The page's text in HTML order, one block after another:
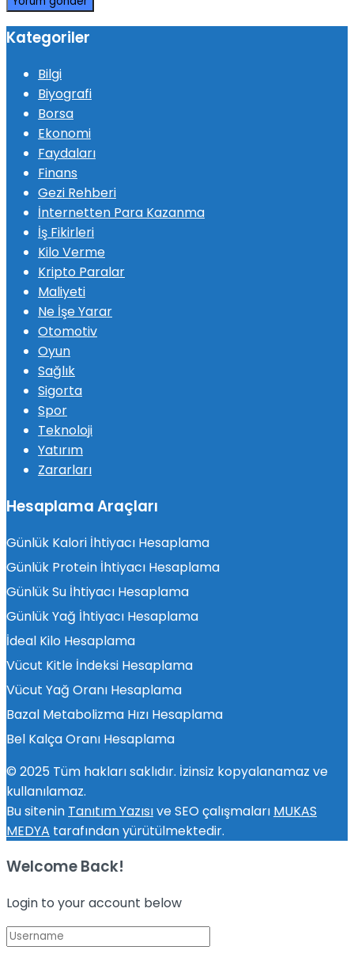
Kategoriler
Bilgi
Biyografi
Borsa
Ekonomi
Faydaları
Finans
Gezi Rehberi
İnternetten Para Kazanma
İş Fikirleri
Kilo Verme
Kripto Paralar
Maliyeti
Ne İşe Yarar
Otomotiv
Oyun
Sağlık
Sigorta
Spor
Teknoloji
Yatırım
Zararları
Hesaplama Araçları
Günlük Kalori İhtiyacı Hesaplama
Günlük Protein İhtiyacı Hesaplama
Günlük Su İhtiyacı Hesaplama
Günlük Yağ İhtiyacı Hesaplama
İdeal Kilo Hesaplama
Vücut Kitle İndeksi Hesaplama
Vücut Yağ Oranı Hesaplama
Bazal Metabolizma Hızı Hesaplama
Bel Kalça Oranı Hesaplama
© 2025 Tüm hakları saklıdır. İzinsiz kopyalanamaz ve
kullanılamaz.
Bu sitenin Tanıtım Yazısıve SEO çalışmaları MUKAS
MEDYA tarafından yürütülmektedir.
Welcome Back!
Login to your account below